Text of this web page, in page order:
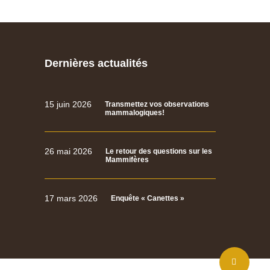
Dernières actualités
15 juin 2026
Transmettez vos observations
mammalogiques!
26 mai 2026
Le retour des questions sur les
Mammifères
17 mars 2026 Enquête « Canettes »